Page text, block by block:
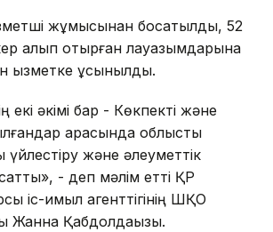
жұмысынан босатылды, 52
алып отырған лауазымдарына
қызметке ұсынылды.
әкімі бар - Көкпекті және
арасында облыстық
және әлеуметтік
- деп мәлім етті ҚР
іс-қимыл агенттігінің ШҚО
Жанна Қабдолдақызы.